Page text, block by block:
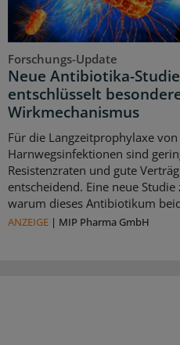
Forschungs-Update
Neue Antibiotika-Studie
entschlüsselt
Wirkmechanismus
Für die Langzeitprophylaxe von
Harnwegsinfektionen sind
Resistenzraten und gute
entscheidend. Eine neue Studie
warum dieses Antibiotikum
ANZEIGE | MIP Pharma GmbH